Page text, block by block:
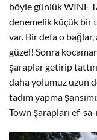
böyle günlük WINE
denemelik küçük bir
var. Bir defa o
güzel! Sonra
şaraplar getirip
daha yolumuz uzun
tadım yapma
Town şarapları ef-